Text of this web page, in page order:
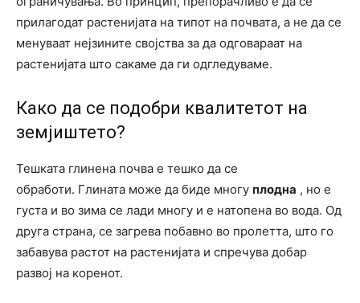
прилагодат растенијата на типот на почвата, а не да се
менуваат нејзините својства за да одговараат на
растенијата што сакаме да ги одгледуваме.
Како да се подобри квалитетот на
земјиштето?
Тешката глинена почва е тешко да се
обработи. Глината може да биде многу плодна , но е
густа и во зима се лади многу и е натопена во вода. Од
друга страна, се загрева побавно во пролетта, што го
забавува растот на растенијата и спречува добар
развој на коренот.